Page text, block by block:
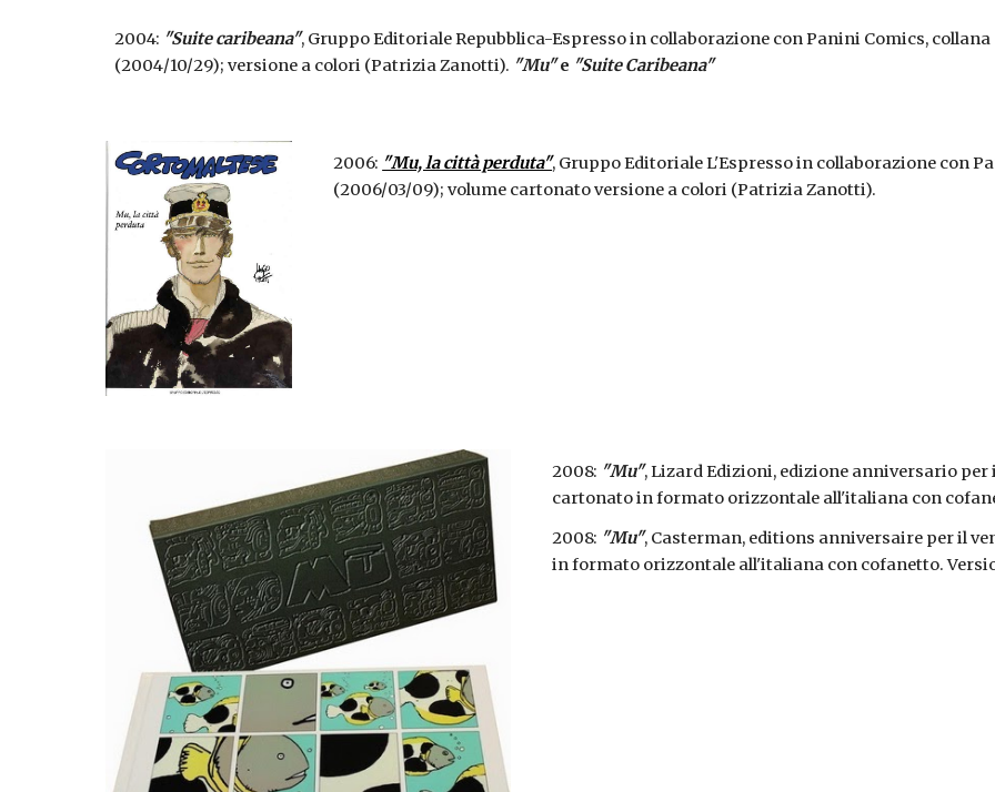
2004: "Suite caribeana", Gruppo Editoriale Repubblica-Espresso in collaborazione con Panini Comics, collana
(2004/10/29); versione a colori (Patrizia Zanotti). "Mu" e "Suite Caribeana"
2006: "Mu, la città perduta", Gruppo Editoriale L'Espresso in collaborazione con
(2006/03/09); volume cartonato versione a colori (Patrizia Zanotti).
2008: "Mu", Lizard Edizioni, edizione anniversario per
cartonato in formato orizzontale all'italiana con
2008: "Mu", Casterman, editions anniversaire per il
in formato orizzontale all'italiana con cofanetto.